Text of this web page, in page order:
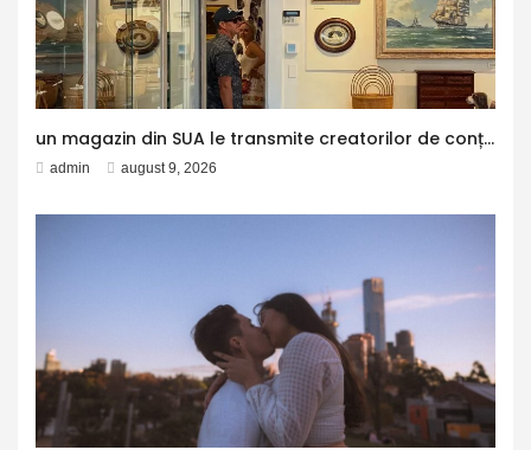
un magazin din SUA le transmite creatorilor de conținut că nu vrea să fie decor pentru social media – Aleph News
admin august 9, 2026